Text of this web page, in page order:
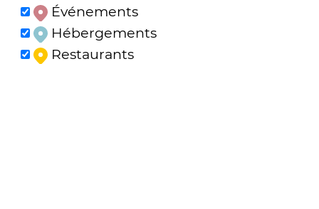
Événements
Hébergements
Restaurants